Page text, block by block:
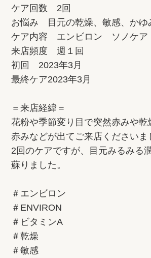
ケア回数 2回
お悩み 目元の乾燥、敏感、かゆ
ケア内容 エンビロン ソノケア
来店頻度 週１回
初回 2023年3月
最終ケア2023年3月
＝来店経緯＝
花粉や季節変り目で突然赤みや
赤みなどが出てご来店くださいま
2回のケアですが、目元みるみる
蘇りました。
＃エンビロン
＃ENVIRON
＃ビタミンA
＃乾燥
＃敏感